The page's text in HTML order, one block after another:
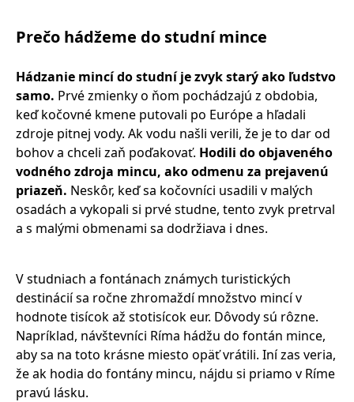
Prečo hádžeme do studní mince
Hádzanie mincí do studní je zvyk starý ako ľudstvo
samo. Prvé zmienky o ňom pochádzajú z obdobia,
keď kočovné kmene putovali po Európe a hľadali
zdroje pitnej vody. Ak vodu našli verili, že je to dar od
bohov a chceli zaň poďakovať. Hodili do objaveného
vodného zdroja mincu, ako odmenu za prejavenú
priazeň. Neskôr, keď sa kočovníci usadili v malých
osadách a vykopali si prvé studne, tento zvyk pretrval
a s malými obmenami sa dodržiava i dnes.
V studniach a fontánach známych turistických
destinácií sa ročne zhromaždí množstvo mincí v
hodnote tisícok až stotisícok eur. Dôvody sú rôzne.
Napríklad, návštevníci Ríma hádžu do fontán mince,
aby sa na toto krásne miesto opäť vrátili. Iní zas veria,
že ak hodia do fontány mincu, nájdu si priamo v Ríme
pravú lásku.